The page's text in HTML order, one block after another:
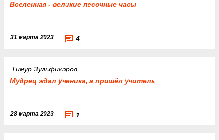
Вселенная - великие песочные часы
31 марта 2023 4
Тимур Зульфикаров
Мудрец ждал ученика, а пришёл учитель
28 марта 2023 1